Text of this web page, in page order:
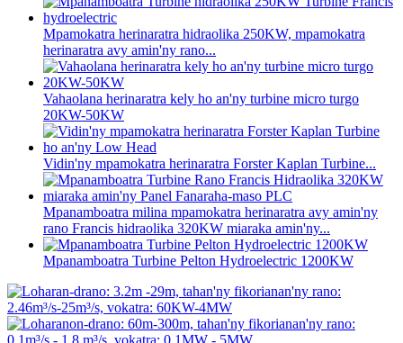
Mpamokatra herinaratra hidraolika 250KW, mpamokatra
herinaratra avy amin'ny rano...
Vahaolana herinaratra kely ho an'ny turbine micro turgo
20KW-50KW
Vidin'ny mpamokatra herinaratra Forster Kaplan Turbine...
Mpanamboatra milina mpamokatra herinaratra avy amin'ny
rano Francis hidraolika 320KW miaraka amin'ny...
Mpanamboatra Turbine Pelton Hydroelectric 1200KW